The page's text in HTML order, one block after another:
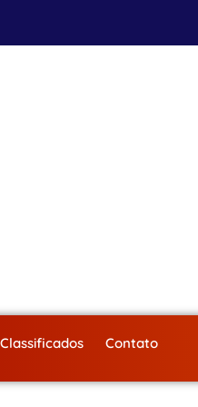
Classificados Contato